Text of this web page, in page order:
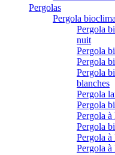
Pergolas
Pergola
Pergola
nuit
Pergola
Pergola
Pergola
blanches
Pergola
Pergola
Pergola à
Pergola
Pergola à
Pergola à